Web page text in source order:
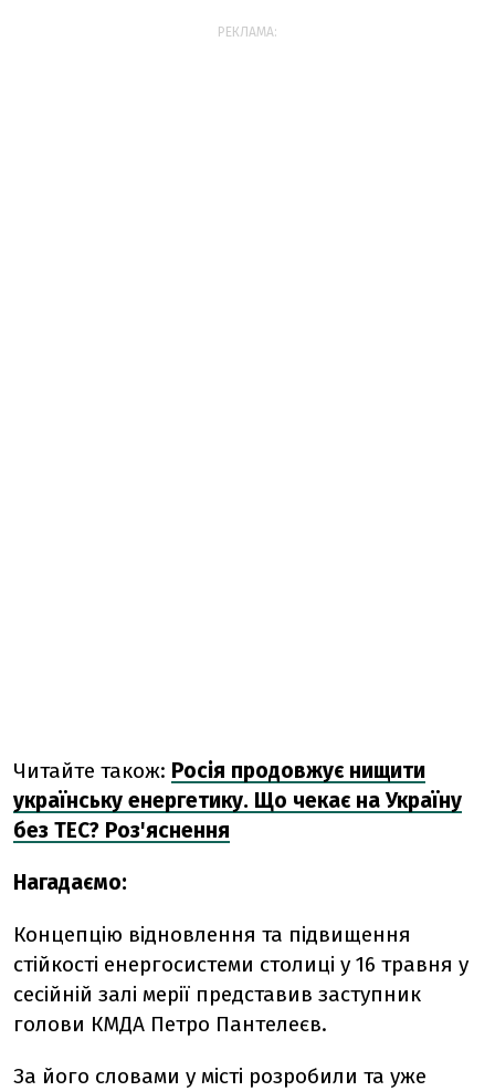
РЕКЛАМА:
Читайте також: Росія продовжує нищити
українську енергетику. Що чекає на Україну
без ТЕС? Роз'яснення
Нагадаємо:
Концепцію відновлення та підвищення
стійкості енергосистеми столиці у 16 травня у
сесійній залі мерії представив заступник
голови КМДА Петро Пантелеєв.
За його словами у місті розробили та уже